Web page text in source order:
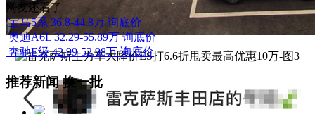
网友还看了
宝马5系 36.8-44.8万 询底价
奥迪A6L 32.29-55.89万 询底价
奔驰E级 42.99-52.98万 询底价
推荐新闻换一批